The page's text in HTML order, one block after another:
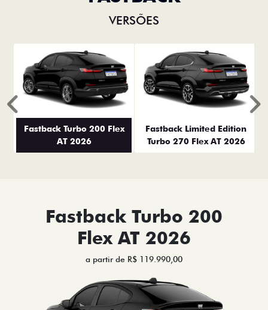
VERSÕES
Fastback Turbo 200 Flex
AT 2026
Fastback Limited Edition
Turbo 270 Flex AT 2026
Anterior
Fastback Turbo 200
Flex AT 2026
a partir de R$ 119.990,00